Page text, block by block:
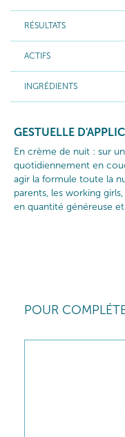
RÉSULTATS
ACTIFS
INGRÉDIENTS
GESTUELLE
En crème de nuit : sur
quotidiennement en
agir la formule toute la
parents, les working
en quantité généreuse
POUR